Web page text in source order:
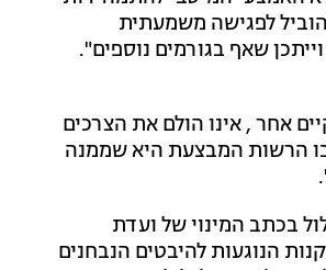
לפגישה משמעתית
שאף בגורמים נוספים".
אחר , אינו הולם את הצרכים
הרשות המבצעת היא שממנה
בכתב המינוי של ועדת
הנוגעות להיבטים הנבחנים